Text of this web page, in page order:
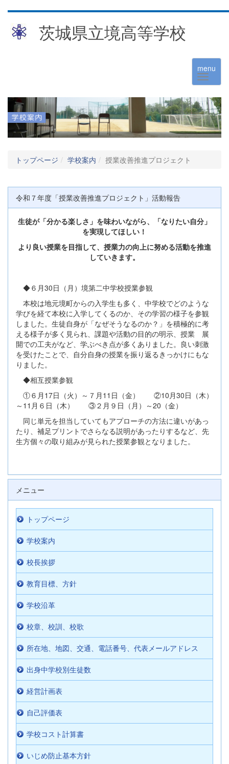
茨城県立境高等学校
menu
トップページ 学校案内 授業改善推進プロジェクト
令和７年度「授業改善推進プロジェクト」活動報告
生徒が「分かる楽しさ」を味わいながら、「なりたい自分」
を実現してほしい！
より良い授業を目指して、授業力の向上に努める活動を推進
していきます。
◆６月30日（月）境第二中学校授業参観
本校は地元境町からの入学生も多く、中学校でどのような
学びを経て本校に入学してくるのか、その学習の様子を参観
しました。生徒自身が「なぜそうなるのか？」を積極的に考
える様子が多く見られ、課題や活動の目的の明示、授業 展
開での工夫がなど、学ぶべき点が多くありました。良い刺激
を受けたことで、自分自身の授業を振り返るきっかけにもな
りました。
◆相互授業参観
①６月17日（火）～７月11日（金） ②10月30日（木）
～11月６日（木） ③２月９日（月）～20（金）
同じ単元を担当していてもアプローチの方法に違いがあっ
たり、補足プリントでさらなる説明があったりするなど、先
生方個々の取り組みが見られた授業参観となりました。
メニュー
トップページ
学校案内
校長挨拶
教育目標、方針
学校沿革
校章、校訓、校歌
所在地、地図、交通、電話番号、代表メールアドレス
出身中学校別生徒数
経営計画表
自己評価表
学校コスト計算書
いじめ防止基本方針